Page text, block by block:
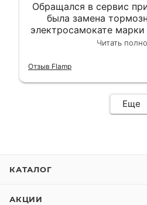
Обращался в сервис
была замена
электросамокате марки
сделали в лучшем
гарантии, поэтому и
Читать
Отзыв Flamp
Еще
КАТАЛОГ
АКЦИИ